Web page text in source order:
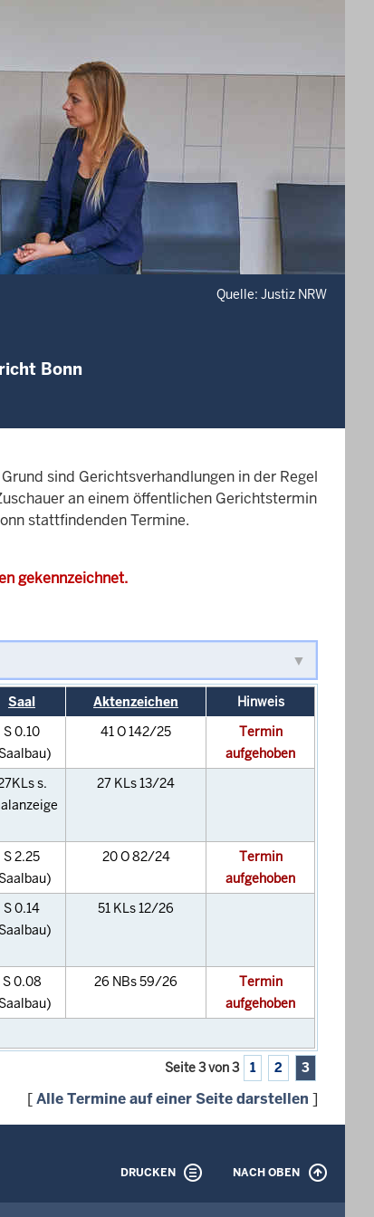
Quelle: Justiz NRW
Bonn
sind Gerichtsverhandlungen in der Regel
an einem öffentlichen Gerichtstermin
stattfindenden Termine.
gekennzeichnet.
Saal Aktenzeichen
Hinweis
S 0.10
41 O 142/25
Termin
aufgehoben
s.
27 KLs 13/24
S 2.25
20 O 82/24
Termin
aufgehoben
S 0.14
51 KLs 12/26
S 0.08
26 NBs 59/26
Termin
aufgehoben
Seite 3 von 3 1 2 3
[Alle Termine auf einer Seite darstellen ]
DRUCKEN NACH OBEN